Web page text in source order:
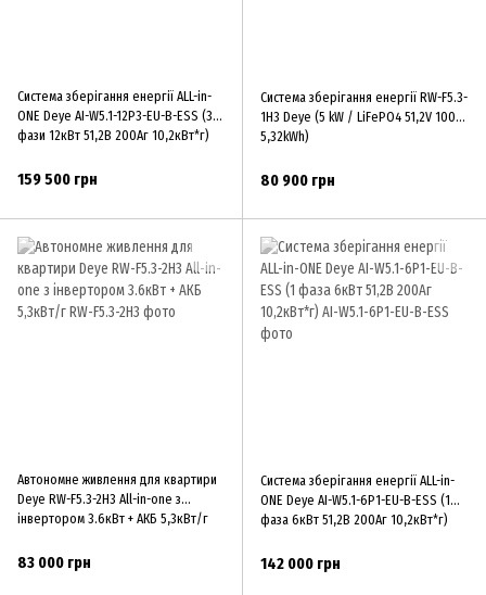
Система зберігання енергії ALL-in-
ONE Deye AI-W5.1-12P3-EU-B-ESS (3
фази 12кВт 51,2В 200Аг 10,2кВт*г)
159 500 грн
Система зберігання енергії RW-F5.3-
1H3 Deye (5 kW / LiFePO4 51,2V 100Ah
5,32kWh)
80 900 грн
Автономне живлення для квартири
Deye RW-F5.3-2H3 All-in-one з
інвертором 3.6кВт + АКБ 5,3кВт/г
83 000 грн
Система зберігання енергії ALL-in-
ONE Deye AI-W5.1-6P1-EU-B-ESS (1
фаза 6кВт 51,2В 200Аг 10,2кВт*г)
142 000 грн